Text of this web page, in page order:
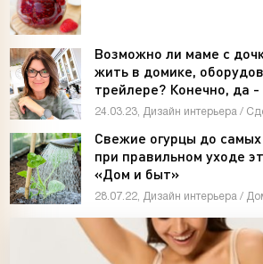
-- Люблю давать советы и очень не люблю,
Возможно ли маме с
жить в домике,
трейлере? Конечно, да
24.03.23, Дизайн интерьера /
Свежие огурцы до самых
при правильном уходе
«Дом и быт»
28.07.22, Дизайн интерьера /